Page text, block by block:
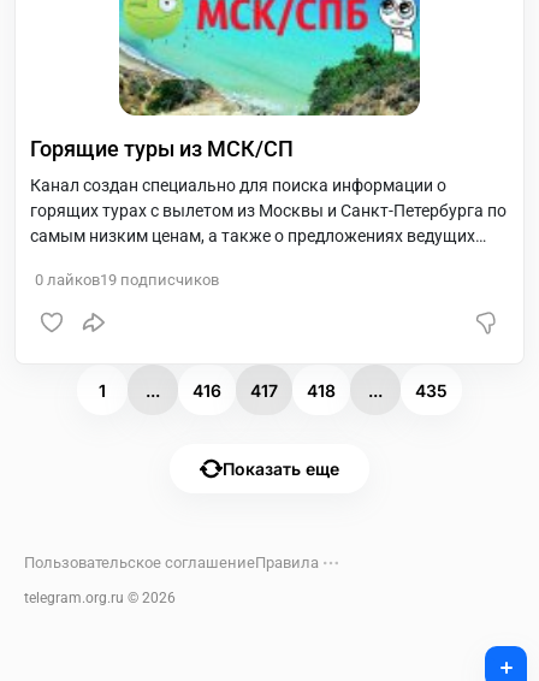
Горящие туры из МСК/СП
Канал создан специально для поиска информации о
горящих турах с вылетом из Москвы и Санкт-Петербурга по
самым низким ценам, а также о предложениях ведущих
0 лайков19 подписчиков
1 ... 416 417 418 ... 435
Показать еще
Пользовательское соглашениеПравила
telegram.org.ru © 2026
+